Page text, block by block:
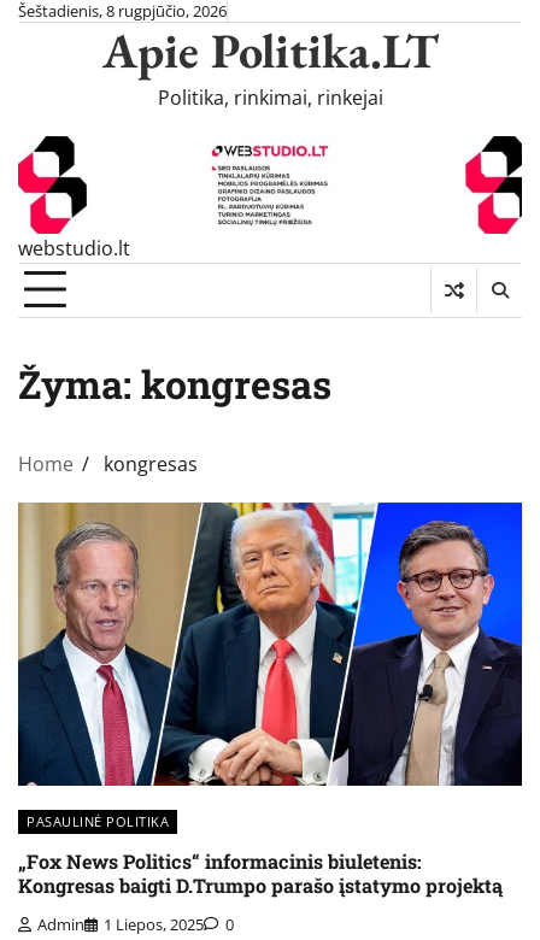
SkipŠeštadienis, 8 rugpjūčio, 2026
Apie Politika.LT
Politika, rinkimai, rinkejai
webstudio.lt
Žyma: kongresas
Home kongresas
PASAULINĖ POLITIKA
„Fox News Politics“ informacinis biuletenis:
Kongresas baigti D.Trumpo parašo įstatymo projektą
Admin 1 Liepos, 2025 0